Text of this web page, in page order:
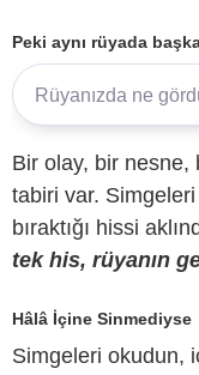
Peki aynı rüyada
Bir olay, bir nesne,
tabiri var.
bıraktığı hissi
tek his, rüyanın
Hâlâ İçine Sinmediyse
Simgeleri okudun,